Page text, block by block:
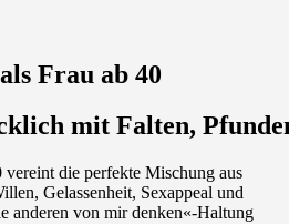
Frau ab 40
mit Falten,
vereint die perfekte Mischung aus
Gelassenheit, Sexappeal und
anderen von mir denken«-Haltung